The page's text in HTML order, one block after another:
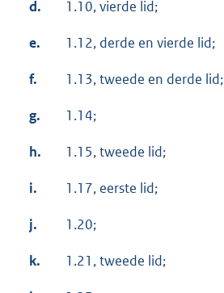
d. 1.10, vierde lid;
e. 1.12, derde en vierde lid;
f. 1.13, tweede en derde lid;
g. 1.14;
h. 1.15, tweede lid;
i. 1.17, eerste lid;
j. 1.20;
k. 1.21, tweede lid;